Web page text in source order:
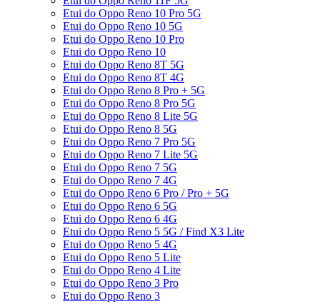
Etui do Oppo Reno 10 Pro 5G
Etui do Oppo Reno 10 5G
Etui do Oppo Reno 10 Pro
Etui do Oppo Reno 10
Etui do Oppo Reno 8T 5G
Etui do Oppo Reno 8T 4G
Etui do Oppo Reno 8 Pro + 5G
Etui do Oppo Reno 8 Pro 5G
Etui do Oppo Reno 8 Lite 5G
Etui do Oppo Reno 8 5G
Etui do Oppo Reno 7 Pro 5G
Etui do Oppo Reno 7 Lite 5G
Etui do Oppo Reno 7 5G
Etui do Oppo Reno 7 4G
Etui do Oppo Reno 6 Pro / Pro + 5G
Etui do Oppo Reno 6 5G
Etui do Oppo Reno 6 4G
Etui do Oppo Reno 5 5G / Find X3 Lite
Etui do Oppo Reno 5 4G
Etui do Oppo Reno 5 Lite
Etui do Oppo Reno 4 Lite
Etui do Oppo Reno 3 Pro
Etui do Oppo Reno 3